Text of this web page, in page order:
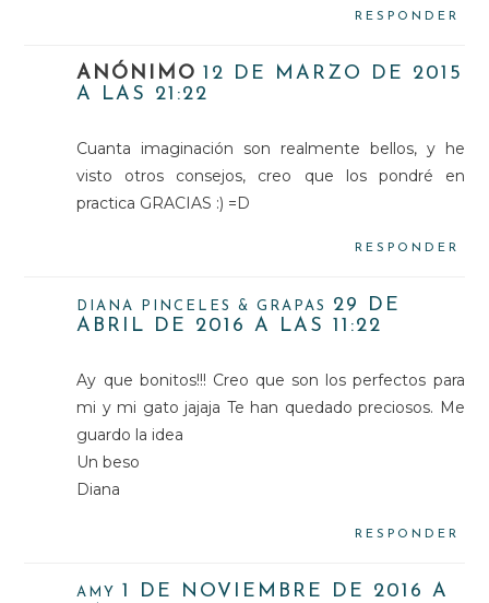
RESPONDER
ANÓNIMO 12 DE MARZO DE 2015
A LAS 21:22
Cuanta imaginación son realmente bellos, y he
visto otros consejos, creo que los pondré en
practica GRACIAS :) =D
RESPONDER
DIANA PINCELES & GRAPAS
29 DE
ABRIL DE 2016 A LAS 11:22
Ay que bonitos!!! Creo que son los perfectos para
mi y mi gato jajaja Te han quedado preciosos. Me
guardo la idea
Un beso
Diana
RESPONDER
AMY
1 DE NOVIEMBRE DE 2016 A